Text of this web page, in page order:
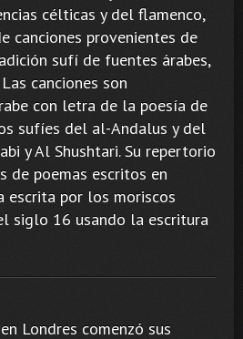
célticas y del flamenco,
canciones provenientes de
sufí de fuentes árabes,
canciones son
con letra de la poesía de
sufíes del al-Andalus y del
y Al Shushtari. Su repertorio
de poemas escritos en
escrita por los moriscos
siglo 16 usando la escritura
Londres comenzó sus